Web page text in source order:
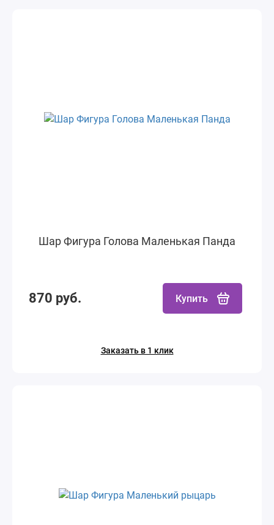
Шар Фигура Голова Маленькая Панда
870 руб. Купить
Заказать в 1 клик